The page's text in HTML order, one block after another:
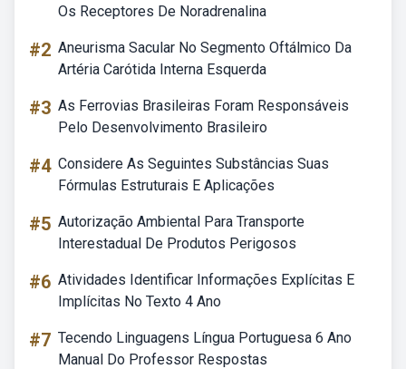
Os Receptores De Noradrenalina
#2 Aneurisma Sacular No Segmento Oftálmico Da
Artéria Carótida Interna Esquerda
#3 As Ferrovias Brasileiras Foram Responsáveis
Pelo Desenvolvimento Brasileiro
#4 Considere As Seguintes Substâncias Suas
Fórmulas Estruturais E Aplicações
#5 Autorização Ambiental Para Transporte
Interestadual De Produtos Perigosos
#6 Atividades Identificar Informações Explícitas E
Implícitas No Texto 4 Ano
#7 Tecendo Linguagens Língua Portuguesa 6 Ano
Manual Do Professor Respostas